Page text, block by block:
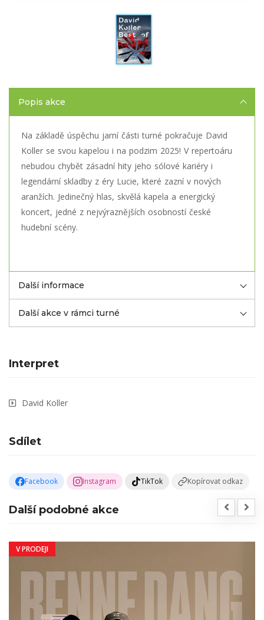
Popis akce
Na základě úspěchu jarní části turné pokračuje David
Koller se svou kapelou i na podzim 2025! V repertoáru
nebudou chybět zásadní hity jeho sólové kariéry i
legendární skladby z éry Lucie, které zazní v nových
aranžích. Jedinečný hlas, skvělá kapela a energický
koncert, jedné z nejvýraznějších osobností české
hudební scény.
Další informace
Další akce v rámci turné
Interpret
David Koller
Sdílet
Facebook Instagram TikTok Kopírovat odkaz
Další podobné akce
V PRODEJI